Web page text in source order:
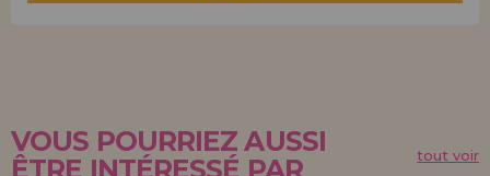
VOUS POURRIEZ AUSSI
ÊTRE INTÉRESSÉ PAR
tout voir